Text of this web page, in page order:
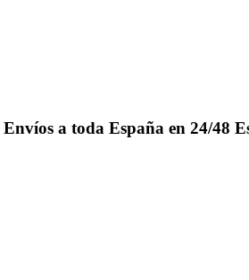
Envíos a toda España en 24/48